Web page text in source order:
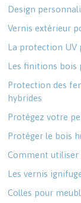
Design
Vernis extérieur
La protection UV
Les finitions bois
Protection des
hybrides
Protégez votre
Protéger le bois
Comment utiliser
Les vernis
Colles pour